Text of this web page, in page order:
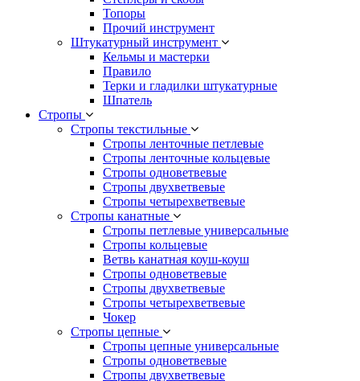
Топоры
Прочий инструмент
Штукатурный инструмент
Кельмы и мастерки
Правило
Терки и гладилки штукатурные
Шпатель
Стропы
Стропы текстильные
Стропы ленточные петлевые
Стропы ленточные кольцевые
Стропы одноветвевые
Стропы двухветвевые
Стропы четырехветвевые
Стропы канатные
Стропы петлевые универсальные
Стропы кольцевые
Ветвь канатная коуш-коуш
Стропы одноветвевые
Стропы двухветвевые
Стропы четырехветвевые
Чокер
Стропы цепные
Стропы цепные универсальные
Стропы одноветвевые
Стропы двухветвевые